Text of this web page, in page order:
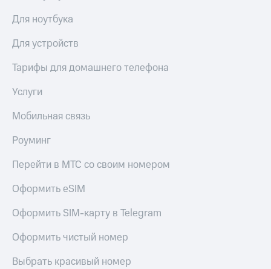
Еврооблигации-2023
Уведомление
о
именных
облигаций
Реквизиты
развитие
На главную
Для ноутбука
Для устройств
Тарифы для домашнего телефона
Услуги
Мобильная связь
Роуминг
Перейти в МТС со своим номером
Оформить eSIM
Оформить SIM-карту в Telegram
Оформить чистый номер
Выбрать красивый номер